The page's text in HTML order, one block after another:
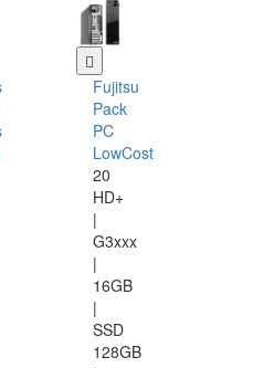
Fujitsu
Pack
PC
LowCost
20
HD+
|
G3xxx
|
16GB
|
SSD
128GB